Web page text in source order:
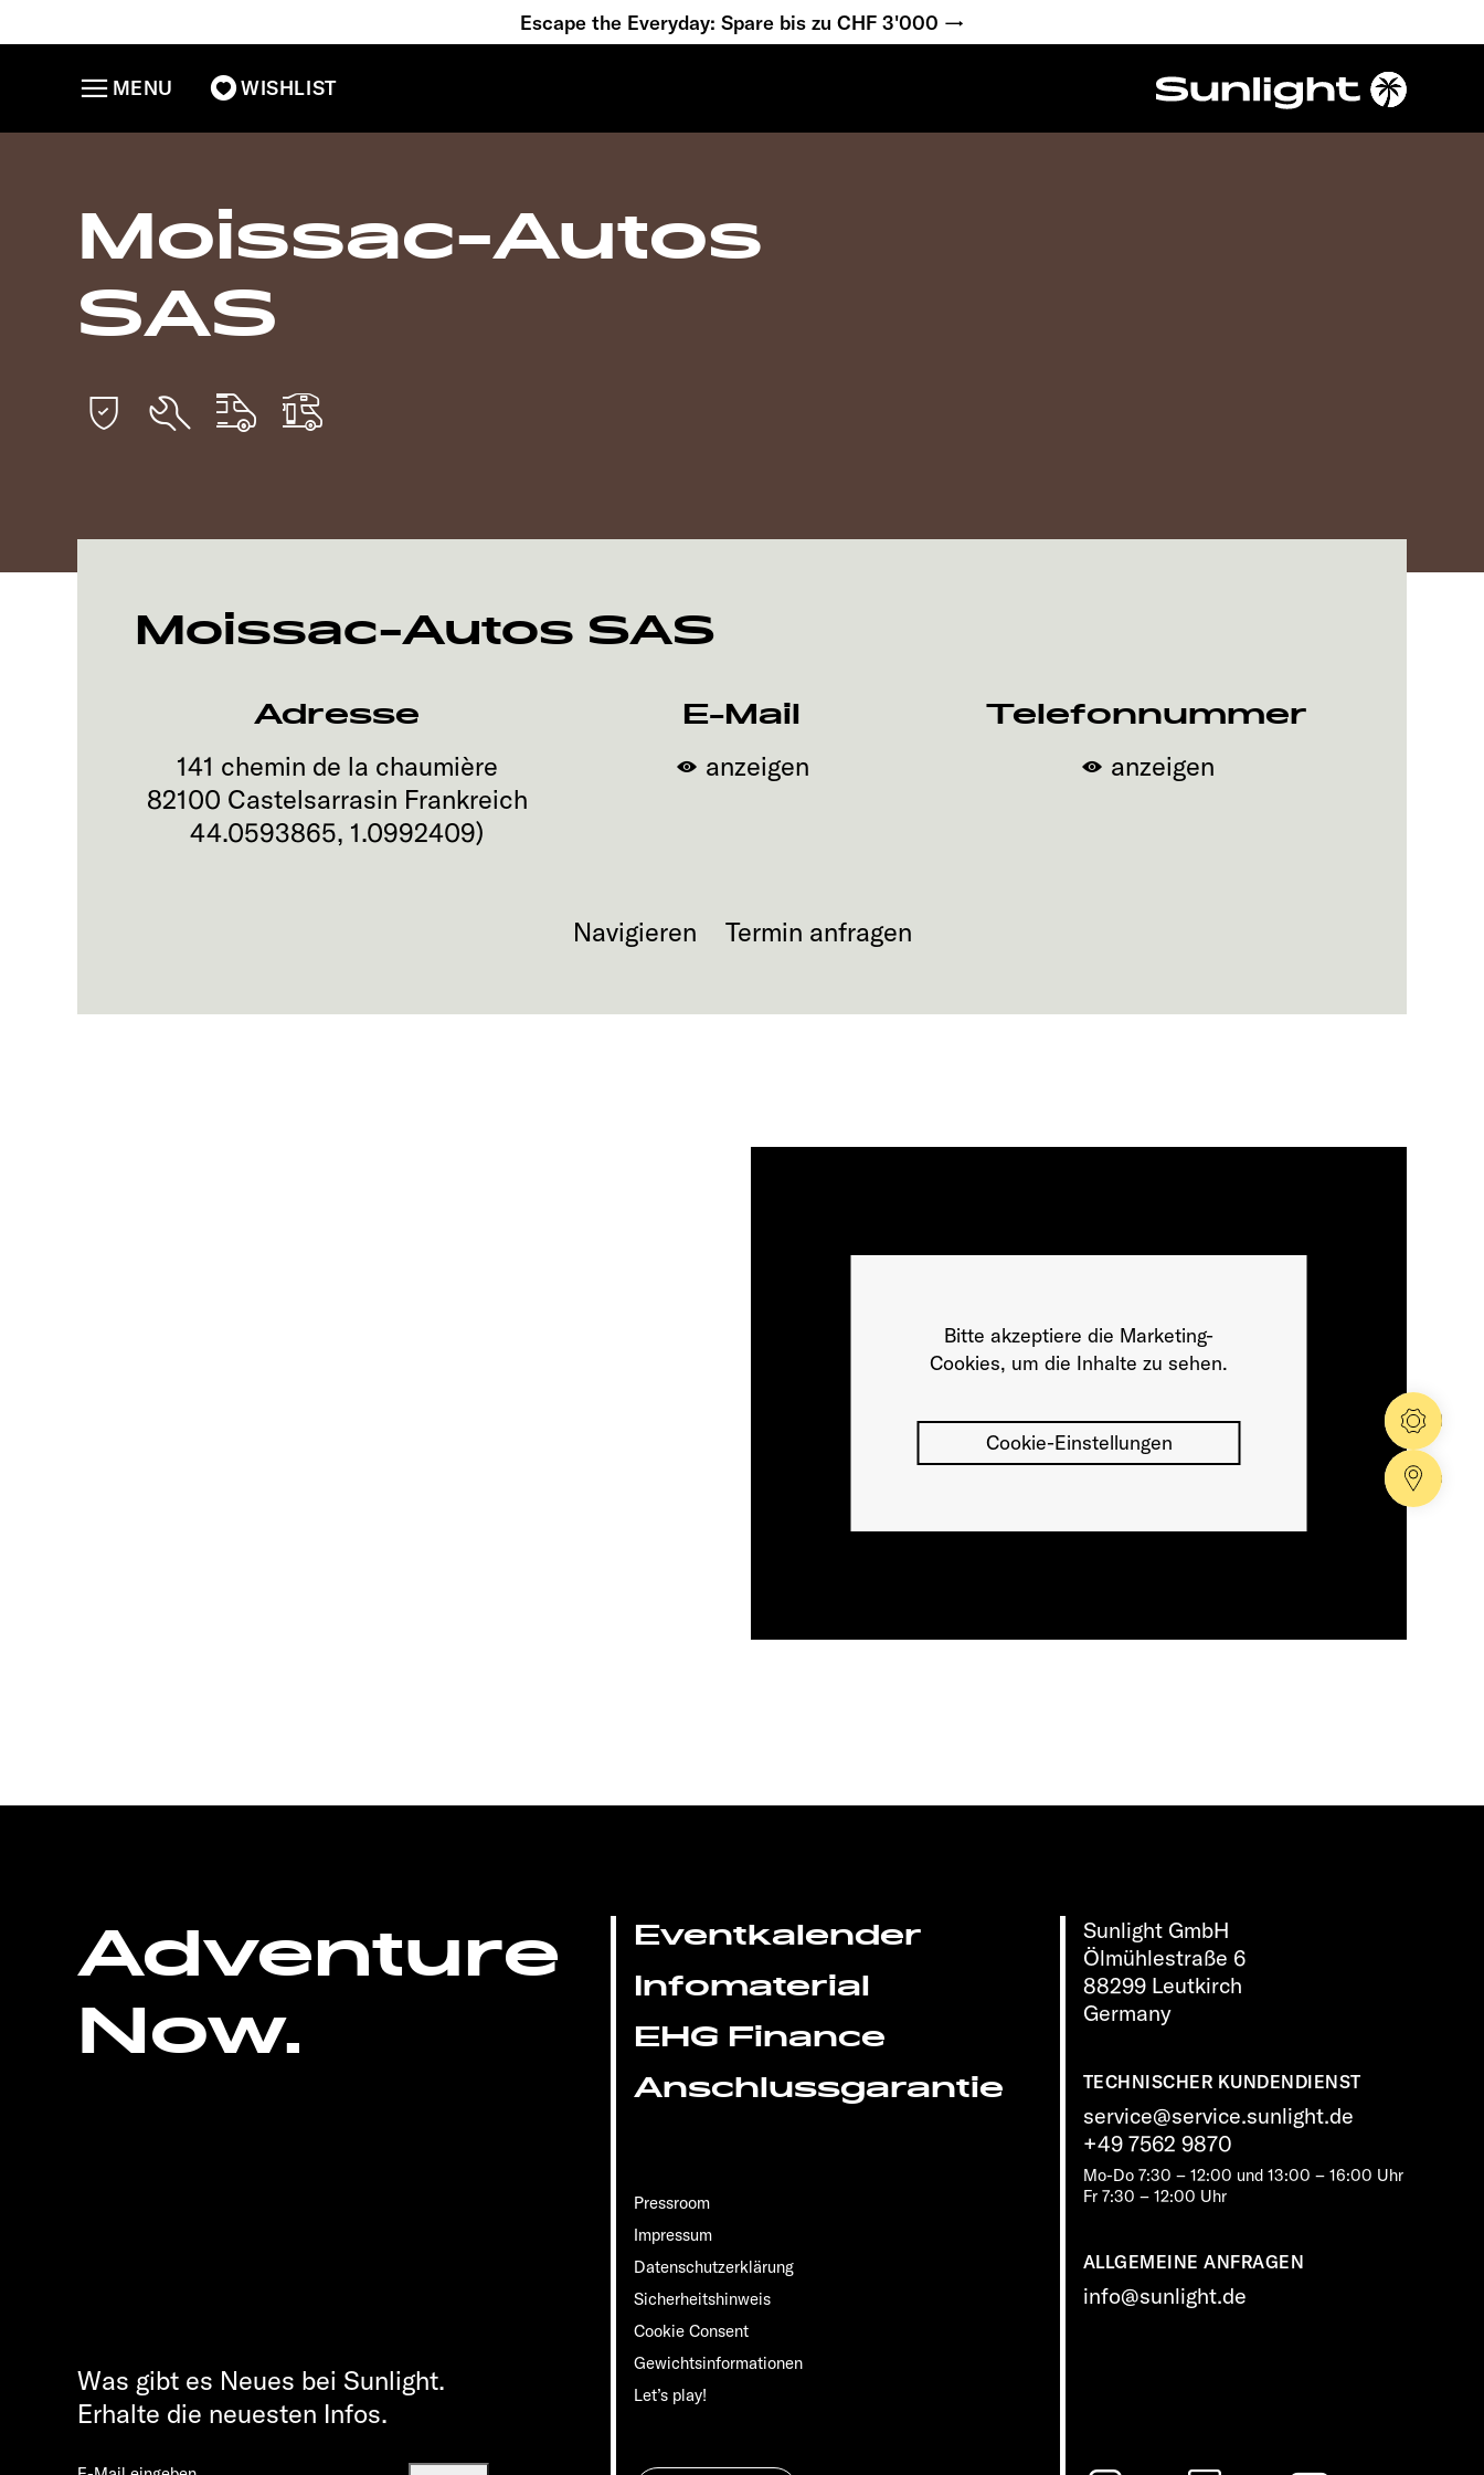
Escape the Everyday: Spare bis zu CHF 3'000 →
WISHLIST
MENU
Moissac-Autos
SAS
Moissac-Autos SAS
Adresse
141 chemin de la chaumière
82100 Castelsarrasin Frankreich
44.0593865, 1.0992409)
E-Mail
anzeigen
Telefonnummer
anzeigen
Navigieren Termin anfragen
Bitte akzeptiere die Marketing-
Cookies, um die Inhalte zu sehen.
Cookie-Einstellungen
Adventure
Now.
Sunlight GmbH
Ölmühlestraße 6
88299 Leutkirch
Germany
TECHNISCHER KUNDENDIENST
service@service.sunlight.de
+49 7562 9870
Mo-Do 7:30 – 12:00 und 13:00 – 16:00 Uhr
Fr 7:30 – 12:00 Uhr
ALLGEMEINE ANFRAGEN
info@sunlight.de
Eventkalender
Infomaterial
EHG Finance
Anschlussgarantie
Pressroom
Impressum
Datenschutzerklärung
Sicherheitshinweis
Cookie Consent
Gewichts­informationen
Let’s play!
Was gibt es Neues bei Sunlight.
Erhalte die neuesten Infos.